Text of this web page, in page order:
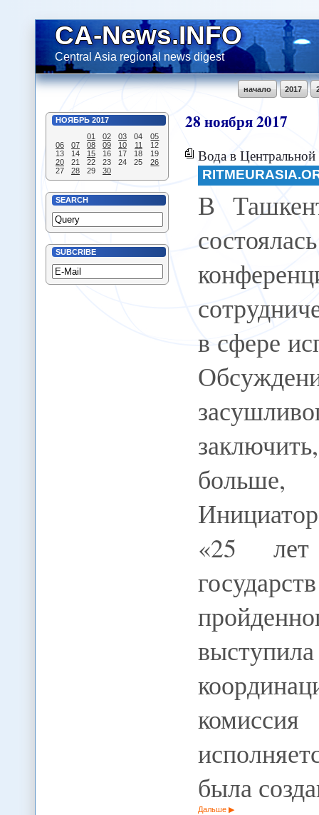
CA-News.INFO
Central Asia regional news digest
2017
начало
НОЯБРЬ 2017
01
02 03 04
05
06
07 08 09 10 11
12
13
14 15 16 17 18
19
20
21 22 23 24 25
26
27
28 29 30
SEARCH
SUBCRIBE
28ноября2017
Вода в Центральной
В
в сфере
«25 лет
была
Дальше